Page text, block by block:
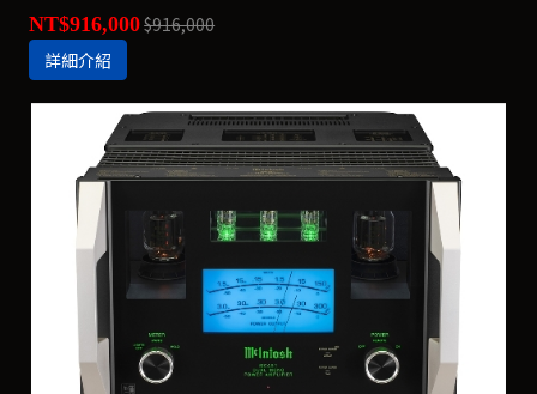
NT$916,000$916,000
詳細介紹